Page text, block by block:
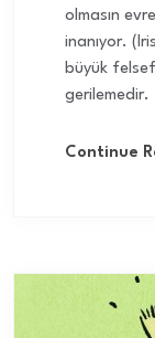
olmasın
inanıyor.
büyük
gerilemedir.
Continue